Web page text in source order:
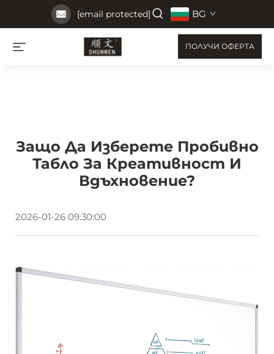
[email protected] BG
ПОЛУЧИ ОФЕРТА
Защо Да Изберете Пробивно
Табло За Креативност И
Вдъхновение?
2026-01-26 09:30:00